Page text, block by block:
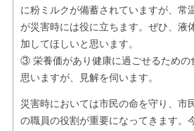
に粉ミルクが備蓄されていますが、常
が災害時には役に立ちます。ぜひ、液
加してほしいと思います。
③ 栄養価があり健康に過ごせるための
思いますが、見解を伺います。
災害時においては市民の命を守り、市
の職員の役割が重要になってきます。